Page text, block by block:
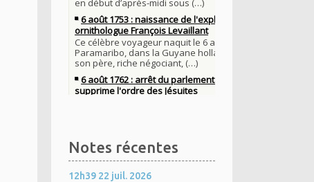
Notes récentes
12h39 22 juil. 2026